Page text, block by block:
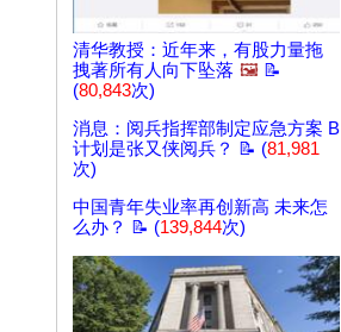
清华教授：近年来，有股力量拖
拽著所有人向下坠落 🖼️ 📝
(80,843次)
消息：阅兵指挥部制定应急方案 B
计划是张又侠阅兵？ 📝 (81,981
次)
中国青年失业率再创新高 未来怎
么办？ 📝 (139,844次)